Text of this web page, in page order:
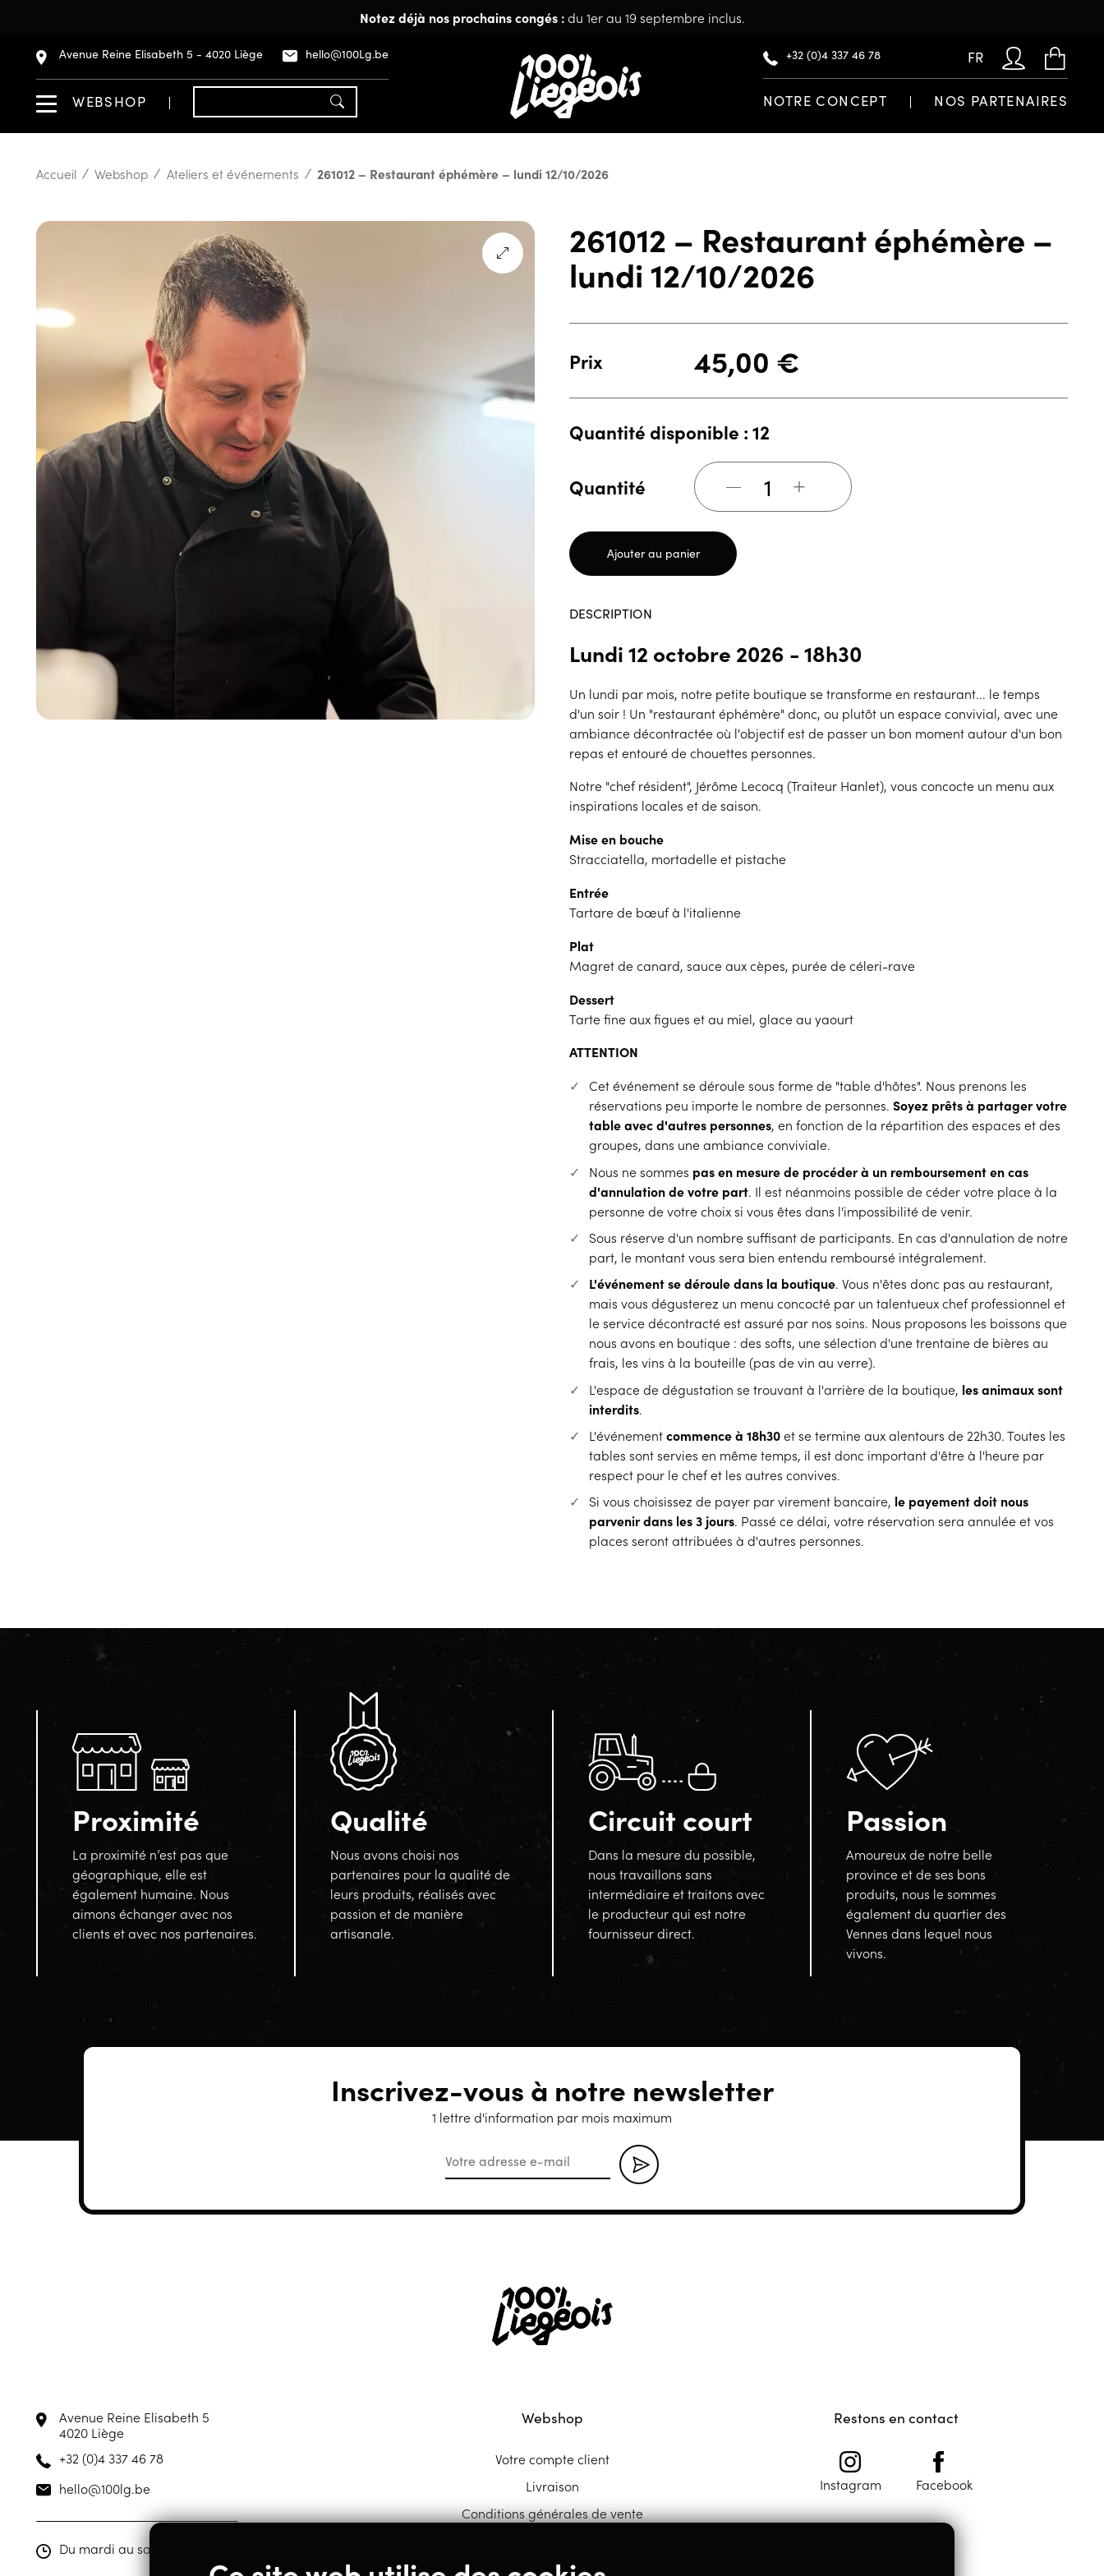
Notez déjà nos prochains congés :du 1er au 19 septembre inclus.
Avenue Reine Elisabeth 5 - 4020 Liège hello@100Lg.be
WEBSHOP
+32 (0)4 337 46 78 FR
NOTRE CONCEPT NOS PARTENAIRES
Accueil Webshop Ateliers et événements 261012 – Restaurant éphémère – lundi 12/10/2026
261012 – Restaurant éphémère –
lundi 12/10/2026
Prix 45,00 €
Quantité disponible : 12
Quantité +
Ajouter au panier
DESCRIPTION
Lundi 12 octobre 2026 - 18h30
Un lundi par mois, notre petite boutique se transforme en restaurant... le temps
d'un soir ! Un "restaurant éphémère" donc, ou plutôt un espace convivial, avec une
ambiance décontractée où l'objectif est de passer un bon moment autour d'un bon
repas et entouré de chouettes personnes.
Notre "chef résident", Jérôme Lecocq (Traiteur Hanlet), vous concocte un menu aux
inspirations locales et de saison.
Mise en bouche
Stracciatella, mortadelle et pistache
Entrée
Tartare de bœuf à l'italienne
Plat
Magret de canard, sauce aux cèpes, purée de céleri-rave
Dessert
Tarte fine aux figues et au miel, glace au yaourt
ATTENTION
Cet événement se déroule sous forme de "table d'hôtes". Nous prenons les
réservations peu importe le nombre de personnes. Soyez prêts à partager votre
table avec d'autres personnes, en fonction de la répartition des espaces et des
groupes, dans une ambiance conviviale.
Nous ne sommes pas en mesure de procéder à un remboursement en cas
d'annulation de votre part. Il est néanmoins possible de céder votre place à la
personne de votre choix si vous êtes dans l'impossibilité de venir.
Sous réserve d'un nombre suffisant de participants. En cas d'annulation de notre
part, le montant vous sera bien entendu remboursé intégralement.
L'événement se déroule dans la boutique. Vous n'êtes donc pas au restaurant,
mais vous dégusterez un menu concocté par un talentueux chef professionnel et
le service décontracté est assuré par nos soins. Nous proposons les boissons que
nous avons en boutique : des softs, une sélection d'une trentaine de bières au
frais, les vins à la bouteille (pas de vin au verre).
L'espace de dégustation se trouvant à l'arrière de la boutique, les animaux sont
interdits.
L'événementcommence à 18h30et se termine aux alentours de 22h30. Toutes les
tables sont servies en même temps, il est donc important d'être à l'heure par
respect pour le chef et les autres convives.
Si vous choisissez de payer par virement bancaire, le payement doit nous
parvenir dans les 3 jours. Passé ce délai, votre réservation sera annulée et vos
places seront attribuées à d'autres personnes.
Proximité
La proximité n’est pas que
géographique, elle est
également humaine. Nous
aimons échanger avec nos
clients et avec nos partenaires.
Qualité
Nous avons choisi nos
partenaires pour la qualité de
leurs produits, réalisés avec
passion et de manière
artisanale.
Circuit court
Dans la mesure du possible,
nous travaillons sans
intermédiaire et traitons avec
le producteur qui est notre
fournisseur direct.
Passion
Amoureux de notre belle
province et de ses bons
produits, nous le sommes
également du quartier des
Vennes dans lequel nous
vivons.
Inscrivez-vous à notre newsletter
1 lettre d'information par mois maximum
Avenue Reine Elisabeth 5
4020 Liège
+32 (0)4 337 46 78
hello@100lg.be
Du mardi au samedi de 10h00 à 19h00
Webshop
Votre compte client
Livraison
Conditions générales de vente
Restons en contact
Instagram Facebook